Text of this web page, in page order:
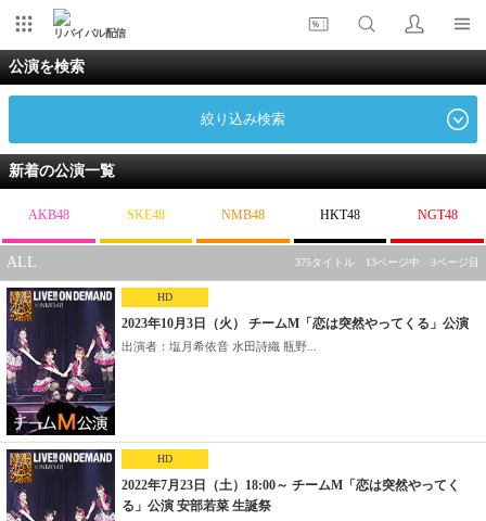
リバイバル配信
公演を検索
絞り込み検索
新着の公演一覧
AKB48 SKE48 NMB48 HKT48 NGT48
ALL 375タイトル 13ページ中 3ページ目
HD
2023年10月3日（火） チームM「恋は突然やってくる」公演
出演者：塩月希依音 水田詩織 瓶野...
HD
2022年7月23日（土）18:00～ チームM「恋は突然やってく
る」公演 安部若菜 生誕祭